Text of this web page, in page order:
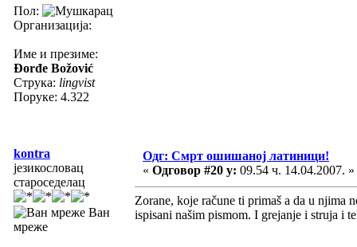
Пол:
Организација:
Име и презиме:
Đorđe Božović
Струка: lingvist
Поруке: 4.322
kontra
језикословац
староседелац
Ван
мреже
Одг: Смрт ошишаној латиници!
« Одговор #20 у: 09.54 ч. 14.04.2007. »
Zorane, koje račune ti primaš a da u njima
ispisani našim pismom. I grejanje i struja i